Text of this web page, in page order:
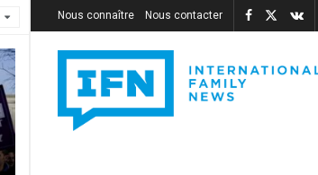
Nous connaître Nous contacter